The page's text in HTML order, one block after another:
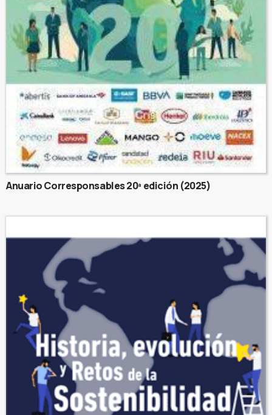
Anuario Corresponsables 20ª edición (2025)